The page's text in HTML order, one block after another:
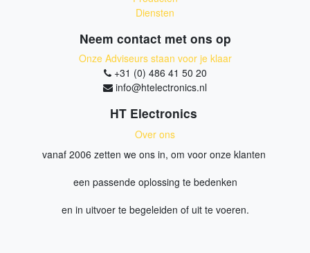
Diensten
Neem contact met ons op
Onze Adviseurs staan voor je klaar
+31 (0) 486 41 50 20
info@htelectronics.nl
HT Electronics
Over ons
vanaf 2006 zetten we ons in, om voor onze klanten
een passende oplossing te bedenken
en in uitvoer te begeleiden of uit te voeren.